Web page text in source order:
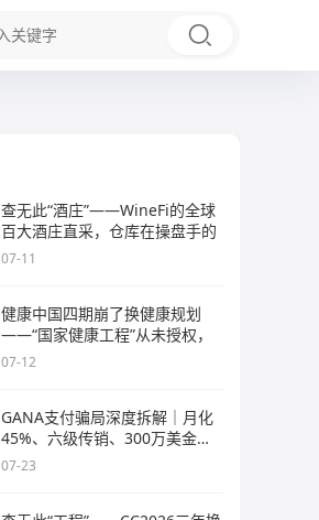
查无此“酒庄”——WineFi的全球
百大酒庄直采，仓库在操盘手的
07-11
健康中国四期崩了换健康规划
——“国家健康工程”从未授权，
07-12
GANA支付骗局深度拆解｜月化
45%、六级传销、300万美金窟
窿，拉菲
07-23